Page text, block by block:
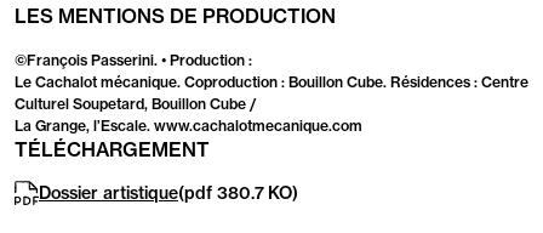
LES MENTIONS DE PRODUCTION
©François Passerini. • Production :
Le Cachalot mécanique. Coproduction : Bouillon Cube. Résidences : Centre
Culturel Soupetard, Bouillon Cube /
La Grange, l’Escale. www.cachalotmecanique.com
TÉLÉCHARGEMENT
Dossier artistique(pdf 380.7 KO)